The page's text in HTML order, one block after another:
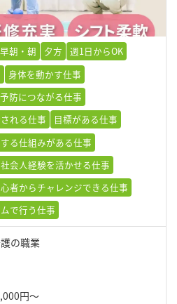
早朝・朝 夕方
週1日からOK
身体を動かす仕事
防につながる仕事
れる仕事
目標がある仕事
る仕組みがある仕事
社会人経験を活かせる仕事
者からチャレンジできる仕事
で行う仕事
の職業
円～